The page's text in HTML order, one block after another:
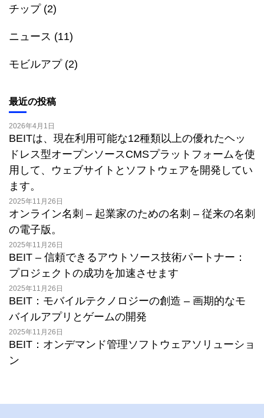
チップ(2)
ニュース (11)
モビルアプ(2)
最近の投稿
BEITは、現在利用可能な12種類以上の優れたヘッ
ドレス型オープンソースCMSプラットフォームを使
用して、ウェブサイトとソフトウェアを開発してい
ます。
2026年4月1日
オンライン名刺 – 起業家のための名刺 – 従来の名刺
の電子版。
2025年11月26日
BEIT – 信頼できるアウトソース技術パートナー：
プロジェクトの成功を加速させます
2025年11月26日
BEIT：モバイルテクノロジーの創造 – 画期的なモ
バイルアプリとゲームの開発
2025年11月26日
BEIT：オンデマンド管理ソフトウェアソリューショ
ン
2025年11月26日